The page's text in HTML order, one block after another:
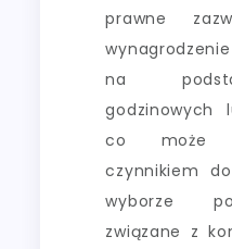
prawne
na
godzinowych
co może
czynnikiem
wyborze
związane z